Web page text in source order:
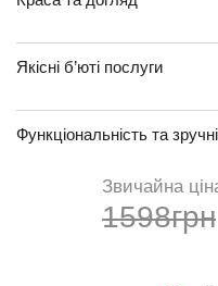
Якісні б’юті послуги
Функціональність та
Звичайна
1598грн